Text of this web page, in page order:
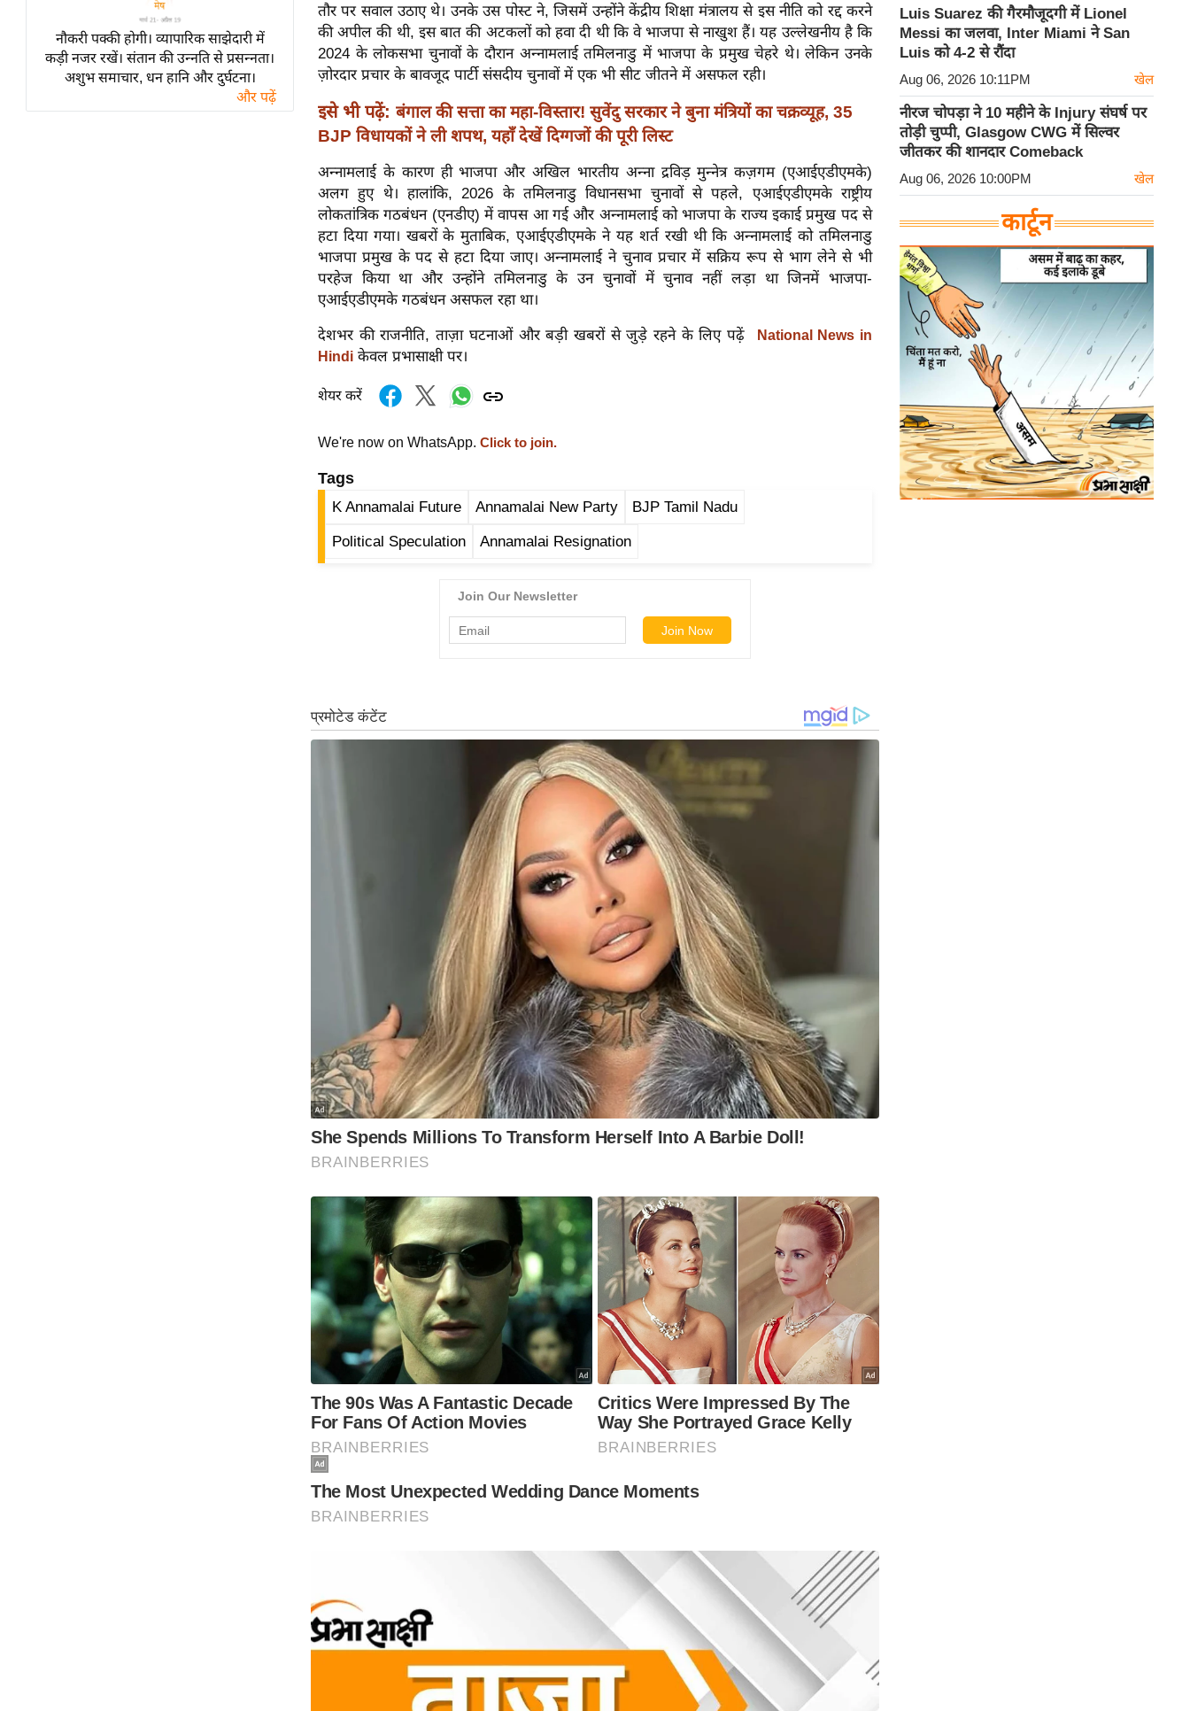
व्रत
त्योहार
राशिफल
विशेष
नौकरी पक्की होगी। व्यापारिक साझेदारी में
कड़ी नजर रखें। संतान की उन्नति से प्रसन्नता।
अशुभ समाचार, धन हानि और दुर्घटना।
और पढ़ें
तौर पर सवाल उठाए थे। उनके उस पोस्ट ने, जिसमें उन्होंने केंद्रीय शिक्षा मंत्रालय से इस नीति को रद्द करने
की अपील की थी, इस बात की अटकलों को हवा दी थी कि वे भाजपा से नाखुश हैं। यह उल्लेखनीय है कि
2024 के लोकसभा चुनावों के दौरान अन्नामलाई तमिलनाडु में भाजपा के प्रमुख चेहरे थे। लेकिन उनके
ज़ोरदार प्रचार के बावजूद पार्टी संसदीय चुनावों में एक भी सीट जीतने में असफल रही।
इसे भी पढ़ें: बंगाल की सत्ता का महा-विस्तार! सुवेंदु सरकार ने बुना मंत्रियों का चक्रव्यूह, 35
BJP विधायकों ने ली शपथ, यहाँ देखें दिग्गजों की पूरी लिस्ट
अन्नामलाई के कारण ही भाजपा और अखिल भारतीय अन्ना द्रविड़ मुन्नेत्र कज़गम (एआईएडीएमके)
अलग हुए थे। हालांकि, 2026 के तमिलनाडु विधानसभा चुनावों से पहले, एआईएडीएमके राष्ट्रीय
लोकतांत्रिक गठबंधन (एनडीए) में वापस आ गई और अन्नामलाई को भाजपा के राज्य इकाई प्रमुख पद से
हटा दिया गया। खबरों के मुताबिक, एआईएडीएमके ने यह शर्त रखी थी कि अन्नामलाई को तमिलनाडु
भाजपा प्रमुख के पद से हटा दिया जाए। अन्नामलाई ने चुनाव प्रचार में सक्रिय रूप से भाग लेने से भी
परहेज किया था और उन्होंने तमिलनाडु के उन चुनावों में चुनाव नहीं लड़ा था जिनमें भाजपा-
एआईएडीएमके गठबंधन असफल रहा था।
देशभर की राजनीति, ताज़ा घटनाओं और बड़ी खबरों से जुड़े रहने के लिए पढ़ें
National News in
Hindi केवल प्रभासाक्षी पर।
शेयर करें
We're now on WhatsApp. Click to join.
Tags
K Annamalai Future Annamalai New Party BJP Tamil Nadu
Political Speculation Annamalai Resignation
Luis Suarez की गैरमौजूदगी में Lionel
Messi का जलवा, Inter Miami ने San
Luis को 4-2 से रौंदा
Aug 06, 2026 10:11PM खेल
नीरज चोपड़ा ने 10 महीने के Injury संघर्ष पर
तोड़ी चुप्पी, Glasgow CWG में सिल्वर
जीतकर की शानदार Comeback
Aug 06, 2026 10:00PM खेल
कार्टून